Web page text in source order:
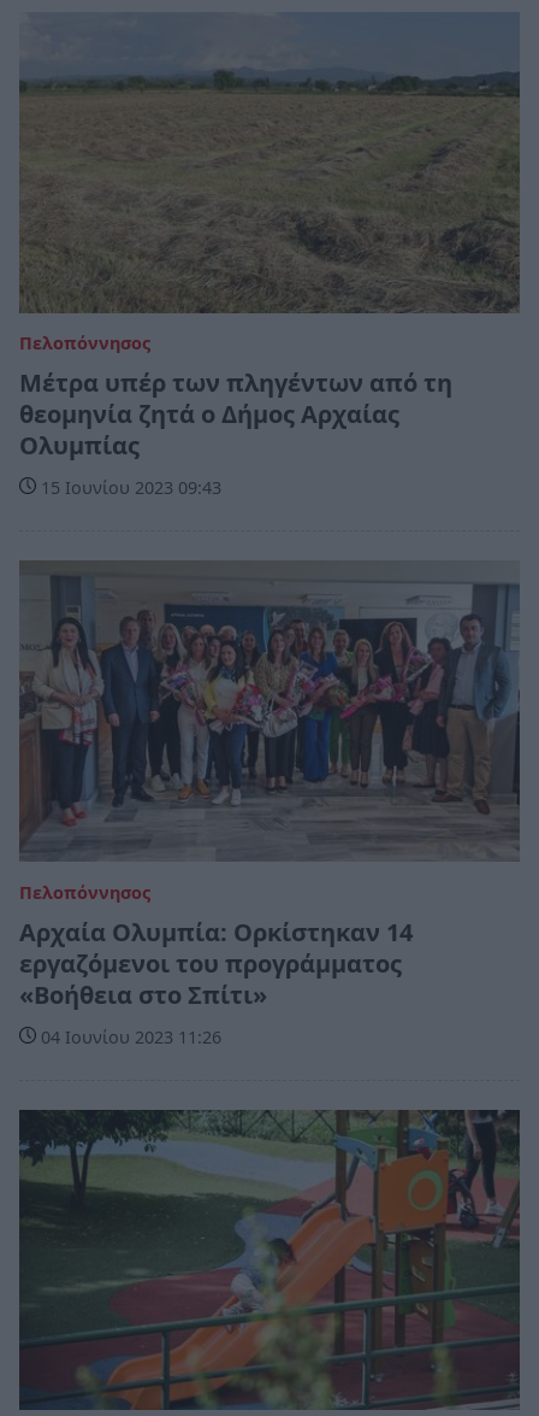
Πελοπόννησος
Μέτρα υπέρ των πληγέντων από τη
θεομηνία ζητά ο Δήμος Αρχαίας
Ολυμπίας
15 Ιουνίου 2023 09:43
Πελοπόννησος
Αρχαία Ολυμπία: Ορκίστηκαν 14
εργαζόμενοι του προγράμματος
«Βοήθεια στο Σπίτι»
04 Ιουνίου 2023 11:26